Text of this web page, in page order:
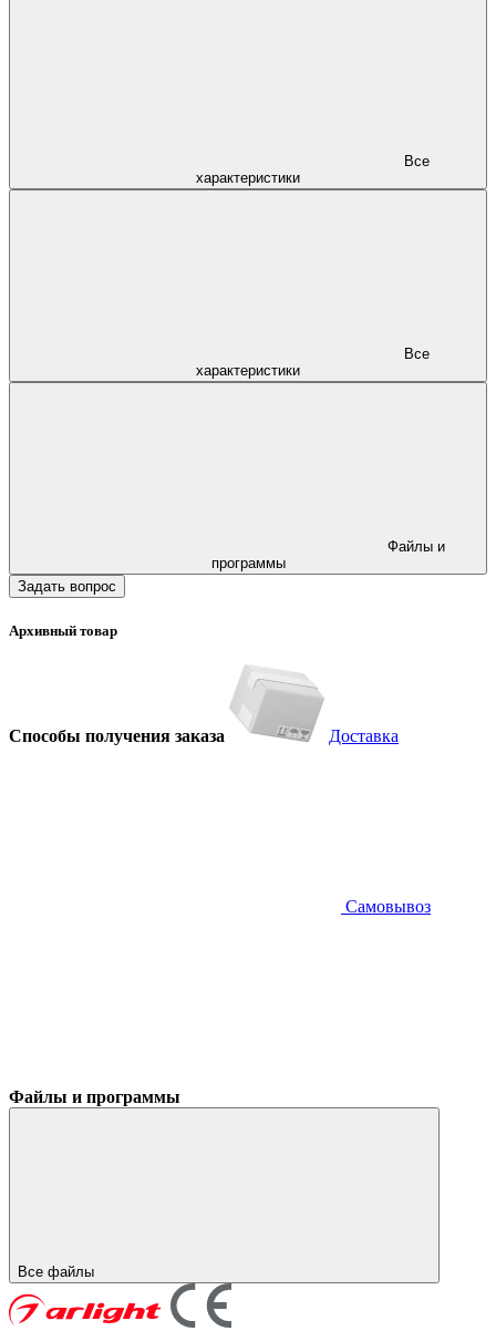
характеристики
характеристики
программы
Задать вопрос
Архивный товар
Способы получения заказа Доставка
Самовывоз
Файлы и программы
Все файлы